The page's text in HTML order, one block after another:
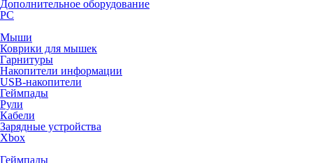
Дополнительное оборудование
PC
Мыши
Коврики для мышек
Гарнитуры
Накопители информации
USB-накопители
Геймпады
Рули
Кабели
Зарядные устройства
Xbox
Геймпады